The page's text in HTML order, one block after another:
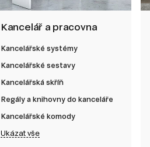
Kancelář a pracovna
Kancelářské systémy
Kancelářské sestavy
Kancelářská skříň
Regály a knihovny do kanceláře
Kancelářské komody
Ukázat vše